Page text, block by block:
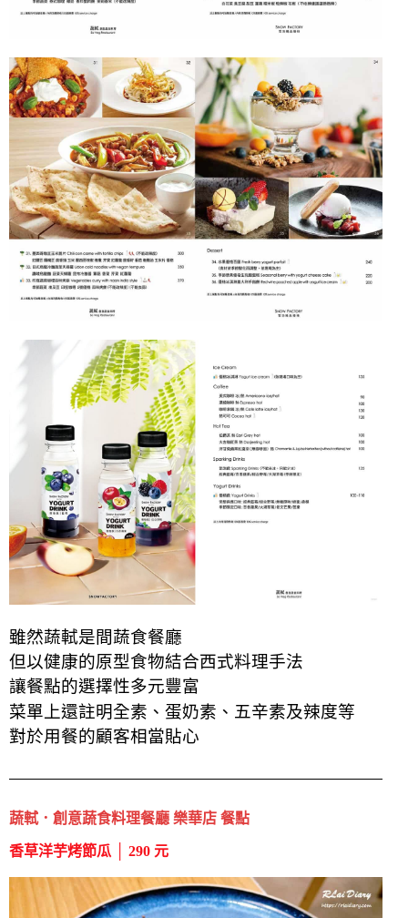
雖然蔬軾是間蔬食餐廳
但以健康的原型食物結合西式料理手法
讓餐點的選擇性多元豐富
菜單上還註明全素、蛋奶素、五辛素及辣度等
對於用餐的顧客相當貼心
蔬軾．創意蔬食料理餐廳 樂華店 餐點
香草洋芋烤節瓜 │ 290 元